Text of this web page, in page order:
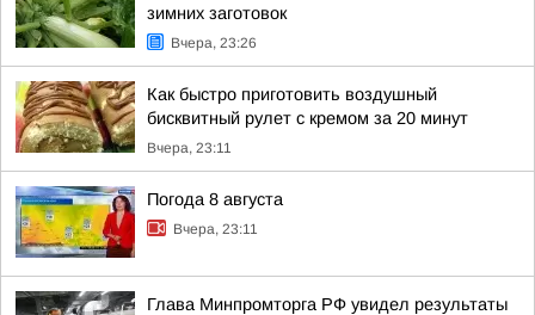
зимних заготовок
Вчера, 23:26
Как быстро приготовить воздушный
бисквитный рулет с кремом за 20 минут
Вчера, 23:11
Погода 8 августа
Вчера, 23:11
Глава Минпромторга РФ увидел результаты